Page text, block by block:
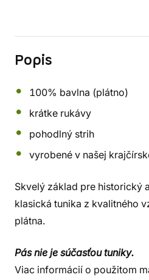
Popis
100% bavlna (plátno)
krátke rukávy
pohodlný strih
vyrobené v našej
Skvelý základ pre historický
klasická tunika z kvalitného
plátna.
Pás nie je súčasťou tuniky.
Viac informácií o použitom